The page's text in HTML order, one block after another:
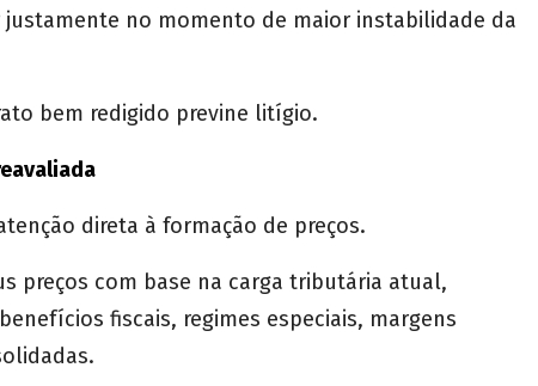
no momento de maior instabilidade da
bem redigido previne litígio.
direta à formação de preços.
preços com base na carga tributária atual,
fiscais, regimes especiais, margens